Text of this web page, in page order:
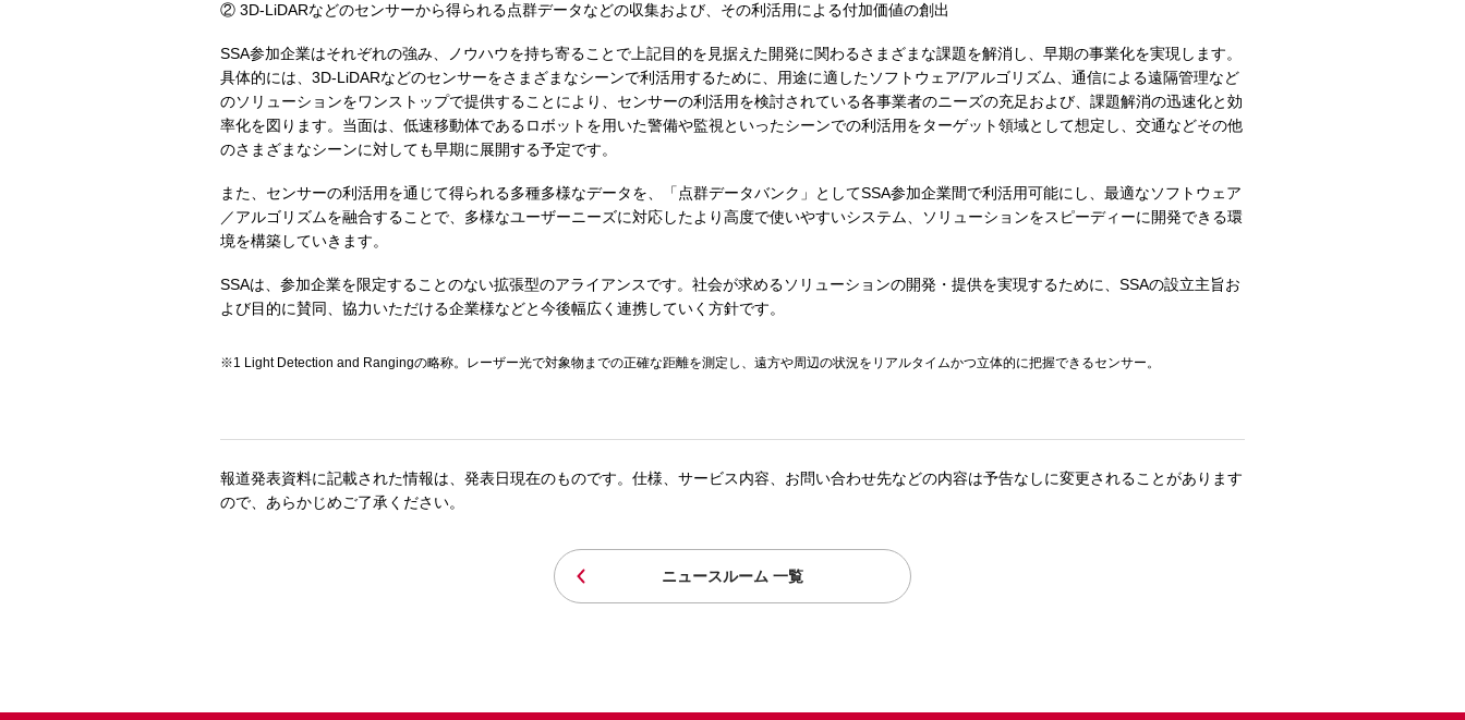
3D-LiDARなどのセンサーから得られる点群データなどの収集および、その利活用による付加価値の創出
SSA参加企業はそれぞれの強み、ノウハウを持ち寄ることで上記目的を見据えた開発に関わるさまざまな課題を解消し、早期の事業化を実現します。
具体的には、3D-LiDARなどのセンサーをさまざまなシーンで利活用するために、用途に適したソフトウェア/アルゴリズム、通信による遠隔管理など
のソリューションをワンストップで提供することにより、センサーの利活用を検討されている各事業者のニーズの充足および、課題解消の迅速化と効
率化を図ります。当面は、低速移動体であるロボットを用いた警備や監視といったシーンでの利活用をターゲット領域として想定し、交通などその他
のさまざまなシーンに対しても早期に展開する予定です。
また、センサーの利活用を通じて得られる多種多様なデータを、「点群データバンク」としてSSA参加企業間で利活用可能にし、最適なソフトウェア
／アルゴリズムを融合することで、多様なユーザーニーズに対応したより高度で使いやすいシステム、ソリューションをスピーディーに開発できる環
境を構築していきます。
SSAは、参加企業を限定することのない拡張型のアライアンスです。社会が求めるソリューションの開発・提供を実現するために、SSAの設立主旨お
よび目的に賛同、協力いただける企業様などと今後幅広く連携していく方針です。
Light Detection and Rangingの略称。レーザー光で対象物までの正確な距離を測定し、遠方や周辺の状況をリアルタイムかつ立体的に把握できるセンサー。
報道発表資料に記載された情報は、発表日現在のものです。仕様、サービス内容、お問い合わせ先などの内容は予告なしに変更されることがあります
ので、あらかじめご了承ください。
ニュースルーム 一覧